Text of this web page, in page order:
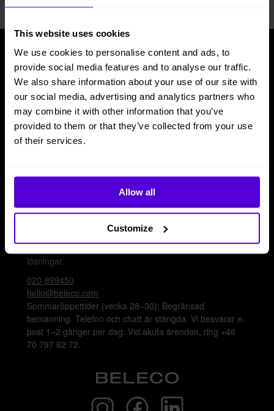
This website uses cookies
We use cookies to personalise content and ads, to
provide social media features and to analyse our traffic.
We also share information about your use of our site with
our social media, advertising and analytics partners who
may combine it with other information that you’ve
provided to them or that they’ve collected from your use
of their services.
Allow all
Customize
Tjänster
Möbler till kontor
Möbler till hemmakontor
Möbler till event
Beleco
Om oss
Cirkularitet
Frågor & svar
Kontakta oss
Nå oss via telefon, e-post eller chatt för att få
inredningshjälp eller svar på frågor gällande våra olika
lösningar.
020-899450
hello@beleco.com
Sommaröppettider (vecka 28–30): Begränsad
bemanning. Telefon och chatt är stängda. Vi besvarar e-
post 1–2 gånger per dag. Vid akuta ärenden, ring +46
70 797 82 72.